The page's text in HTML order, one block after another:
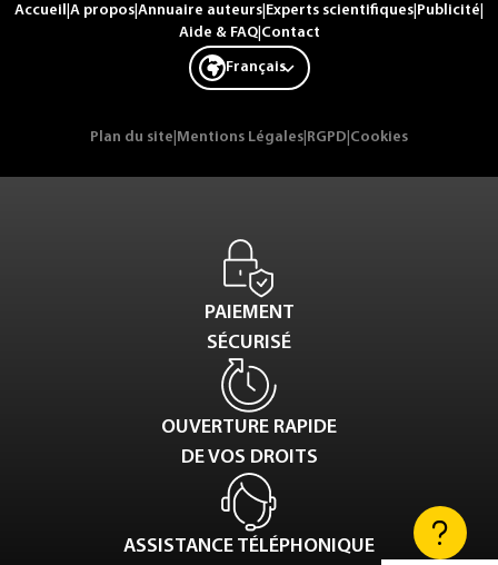
Accueil A propos Annuaire auteurs Experts scientifiques Publicité
Aide & FAQ| Contact
Français
Plan du site Mentions Légales RGPD Cookies
PAIEMENT
SÉCURISÉ
OUVERTURE RAPIDE
DE VOS DROITS
ASSISTANCE TÉLÉPHONIQUE